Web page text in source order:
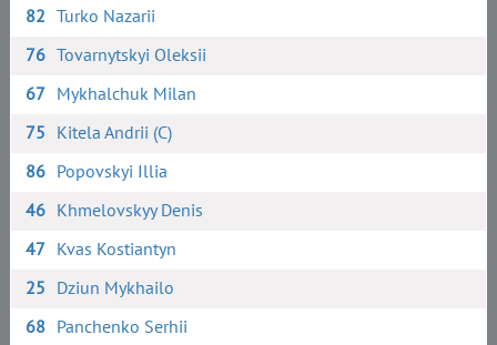
82 Turko Nazarii
76 Tovarnytskyi Oleksii
67 Mykhalchuk Milan
75 Kitela Andrii (C)
86 Popovskyi Illia
46 Khmelovskyy Denis
47 Kvas Kostiantyn
25 Dziun Mykhailo
68 Panchenko Serhii